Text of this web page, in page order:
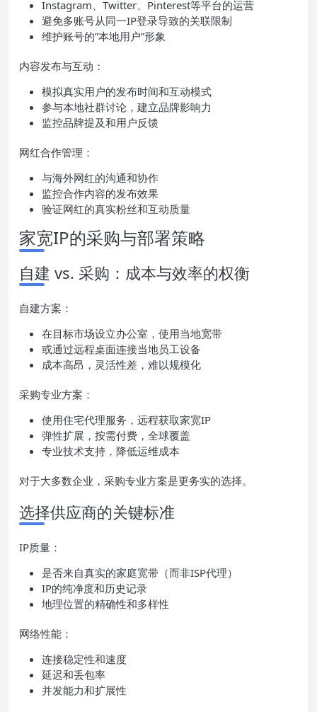
Instagram、Twitter、Pinterest等平台的运营
避免多账号从同一IP登录导致的关联限制
维护账号的”本地用户”形象
内容发布与互动：
模拟真实用户的发布时间和互动模式
参与本地社群讨论，建立品牌影响力
监控品牌提及和用户反馈
网红合作管理：
与海外网红的沟通和协作
监控合作内容的发布效果
验证网红的真实粉丝和互动质量
家宽IP的采购与部署策略
自建 vs. 采购：成本与效率的权衡
自建方案：
在目标市场设立办公室，使用当地宽带
或通过远程桌面连接当地员工设备
成本高昂，灵活性差，难以规模化
采购专业方案：
使用住宅代理服务，远程获取家宽IP
弹性扩展，按需付费，全球覆盖
专业技术支持，降低运维成本
对于大多数企业，采购专业方案是更务实的选择。
选择供应商的关键标准
IP质量：
是否来自真实的家庭宽带（而非ISP代理）
IP的纯净度和历史记录
地理位置的精确性和多样性
网络性能：
连接稳定性和速度
延迟和丢包率
并发能力和扩展性